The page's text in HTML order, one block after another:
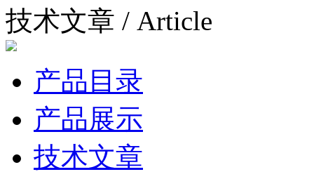
技术文章 / Article
产品目录
产品展示
技术文章